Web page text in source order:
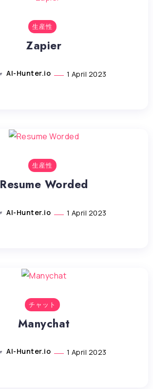
生産性
Zapier
AI-Hunter.io 1 April 2023
生産性
Resume Worded
AI-Hunter.io 1 April 2023
チャット
Manychat
AI-Hunter.io 1 April 2023